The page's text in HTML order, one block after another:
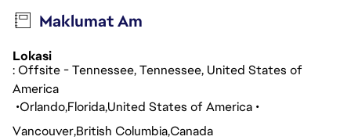
Maklumat Am
Lokasi
: Offsite - Tennessee, Tennessee, United States of
America
OrlandoFloridaUnited States of America
VancouverBritish ColumbiaCanada